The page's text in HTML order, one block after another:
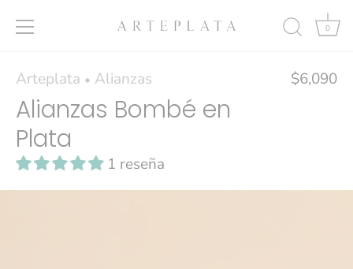
contenido
0
Arteplata • Alianzas $6,090
Alianzas Bombé en
Plata
1 reseña